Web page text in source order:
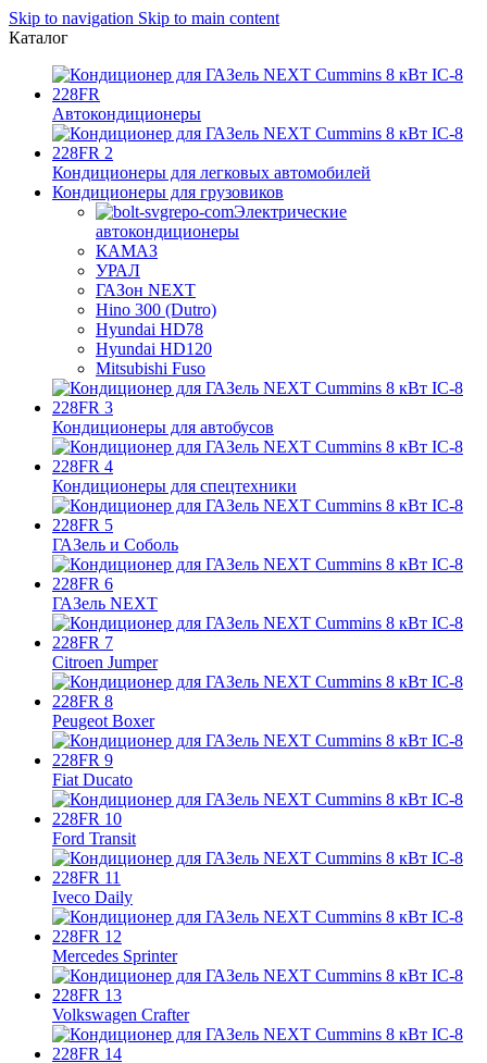
Skip to navigation Skip to main content
Каталог
Автокондиционеры
Кондиционеры для легковых автомобилей
Кондиционеры для грузовиков
Электрические
автокондиционеры
КАМАЗ
УРАЛ
ГАЗон NEXT
Hino 300 (Dutro)
Hyundai HD78
Hyundai HD120
Mitsubishi Fuso
Кондиционеры для автобусов
Кондиционеры для спецтехники
ГАЗель и Соболь
ГАЗель NEXT
Citroen Jumper
Peugeot Boxer
Fiat Ducato
Ford Transit
Iveco Daily
Mercedes Sprinter
Volkswagen Crafter